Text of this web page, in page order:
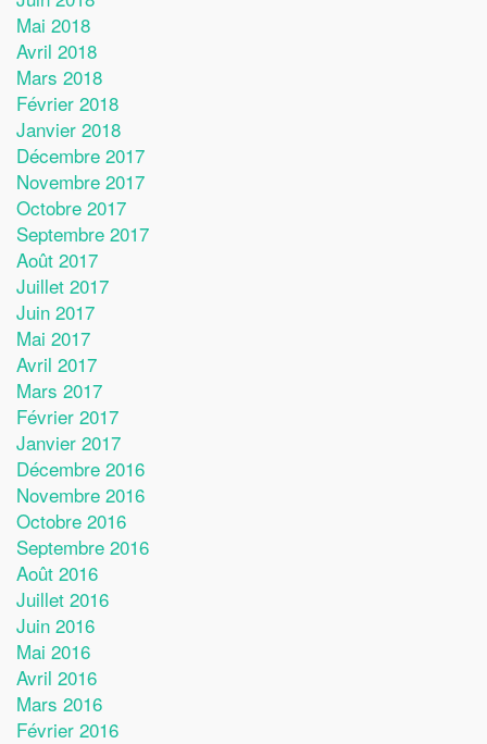
Mai 2018
Avril 2018
Mars 2018
Février 2018
Janvier 2018
Décembre 2017
Novembre 2017
Octobre 2017
Septembre 2017
Août 2017
Juillet 2017
Juin 2017
Mai 2017
Avril 2017
Mars 2017
Février 2017
Janvier 2017
Décembre 2016
Novembre 2016
Octobre 2016
Septembre 2016
Août 2016
Juillet 2016
Juin 2016
Mai 2016
Avril 2016
Mars 2016
Février 2016